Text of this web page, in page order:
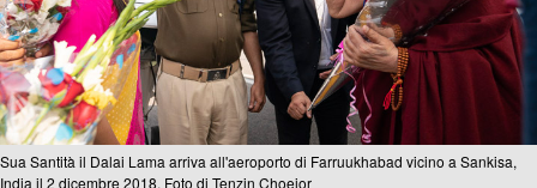
Sua Santità il Dalai Lama arriva all'aeroporto di Farruukhabad vicino a Sankisa,
India il 2 dicembre 2018. Foto di Tenzin Choejor